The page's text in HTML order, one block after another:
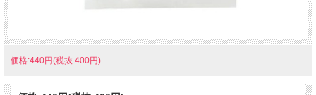
価格:440円(税抜 400円)